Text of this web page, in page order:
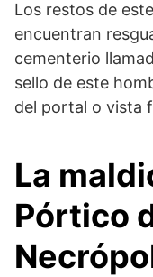
Los restos de
encuentran
cementerio
sello de este
del portal o vista
La
Pórtico